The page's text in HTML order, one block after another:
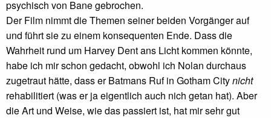
psychisch von Bane gebrochen.
Der Film nimmt die Themen seiner beiden Vorgänger auf
und führt sie zu einem konsequenten Ende. Dass die
Wahrheit rund um Harvey Dent ans Licht kommen könnte,
habe ich mir schon gedacht, obwohl ich Nolan durchaus
zugetraut hätte, dass er Batmans Ruf in Gotham Citynicht
rehabilitiert (was er ja eigentlich auch nich getan hat). Aber
die Art und Weise, wie das passiert ist, hat mir sehr gut